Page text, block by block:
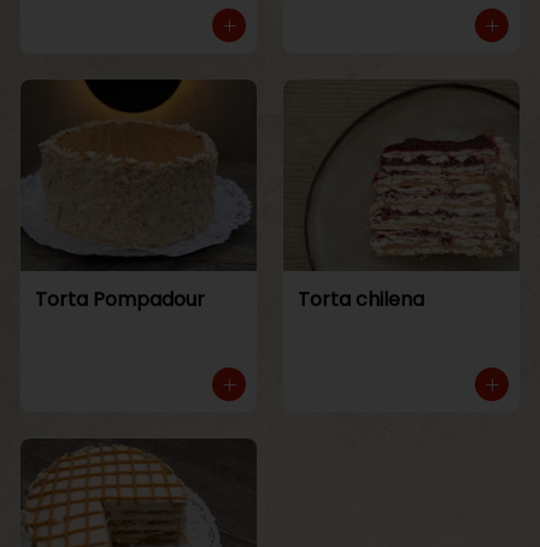
Torta Pompadour Torta chilena